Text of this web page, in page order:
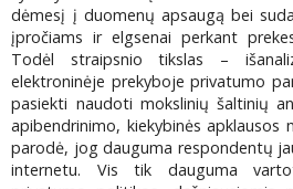
dėmesį į duomenų apsaugą bei
įpročiams ir elgsenai perkant
Todėl straipsnio tikslas –
elektroninėje prekyboje privatumo
pasiekti naudoti mokslinių šaltinių
apibendrinimo, kiekybinės
parodė, jog dauguma respondentų
internetu. Vis tik dauguma